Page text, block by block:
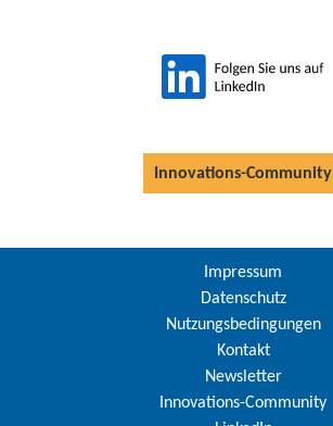
Innovations-Community
Impressum
Datenschutz
Nutzungsbedingungen
Kontakt
Newsletter
Innovations-Community